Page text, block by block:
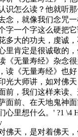
识怎么读？他就听
念，就像我们念咒
字一个字这么硬把
多大的功夫，虔诚
里肯定是很诚敬的
《无量寿经》杂念
读《无量寿经》也
光大师讲，如对佛
前，我们这样来读
面前、在天地鬼神
心里想什么。 ' ?1 \4
天，是对着佛天，